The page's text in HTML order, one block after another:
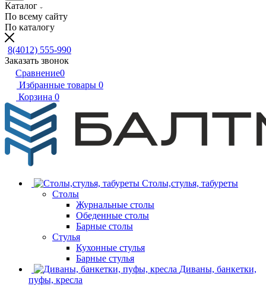
Каталог
По всему сайту
По каталогу
8(4012) 555-990
Заказать звонок
Сравнение0
Избранные товары 0
Корзина 0
Столы,стулья, табуреты
Столы
Журнальные столы
Обеденные столы
Барные столы
Стулья
Кухонные стулья
Барные стулья
Диваны, банкетки,
пуфы, кресла